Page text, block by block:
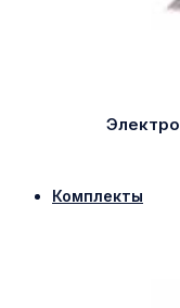
Электро
Комплекты